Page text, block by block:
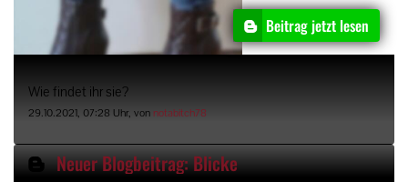
Beitrag jetzt lesen
Wie findet ihr sie?
29.10.2021, 07:28 Uhr, von notabitch78
Neuer Blogbeitrag: Blicke